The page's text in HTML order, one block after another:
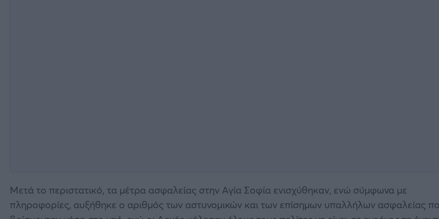
Μετά το περιστατικό, τα μέτρα ασφαλείας στην Αγία Σοφία ενισχύθηκαν, ενώ σύμφωνα με
πληροφορίες, αυξήθηκε ο αριθμός των αστυνομικών και των επίσημων υπαλλήλων ασφαλείας